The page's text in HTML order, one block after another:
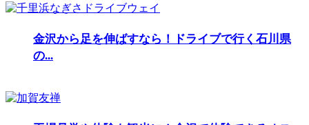
金沢から足を伸ばすなら！ドライブで行く石川県
の...